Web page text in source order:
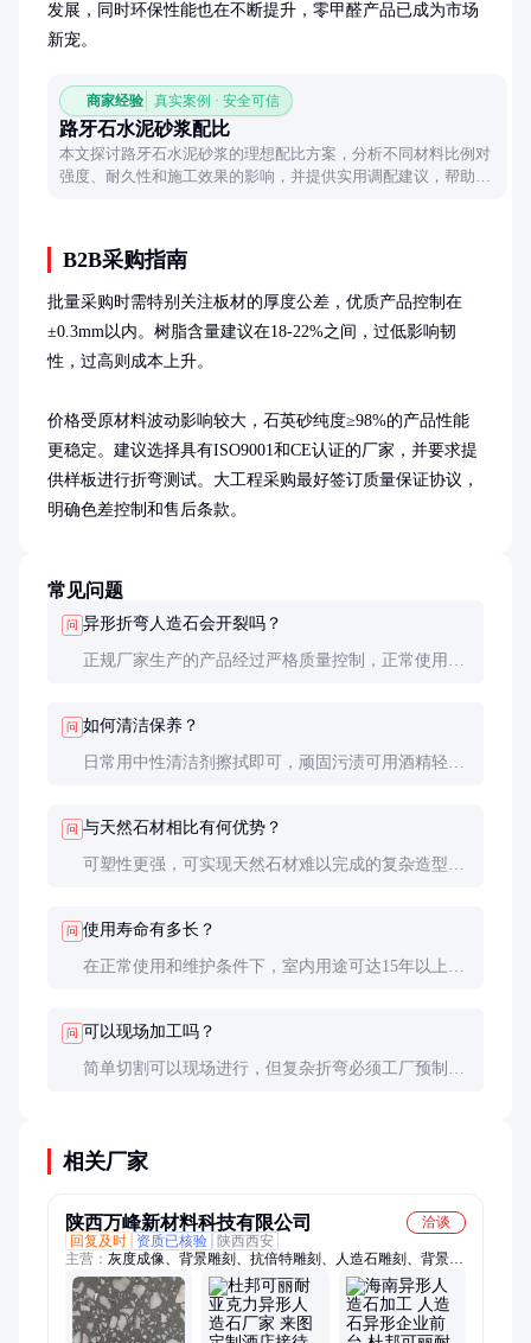
发展，同时环保性能也在不断提升，零甲醛产品已成为市场
新宠。
商家经验 真实案例 · 安全可信
路牙石水泥砂浆配比
本文探讨路牙石水泥砂浆的理想配比方案，分析不同材料比例对
强度、耐久性和施工效果的影响，并提供实用调配建议，帮助实
B2B采购指南
批量采购时需特别关注板材的厚度公差，优质产品控制在
±0.3mm以内。树脂含量建议在18-22%之间，过低影响韧
性，过高则成本上升。
价格受原材料波动影响较大，石英砂纯度≥98%的产品性能
更稳定。建议选择具有ISO9001和CE认证的厂家，并要求提
供样板进行折弯测试。大工程采购最好签订质量保证协议，
明确色差控制和售后条款。
常见问题
问 异形折弯人造石会开裂吗？
正规厂家生产的产品经过严格质量控制，正常使用不
问 如何清洁保养？
日常用中性清洁剂擦拭即可，顽固污渍可用酒精轻轻
问 与天然石材相比有何优势？
可塑性更强，可实现天然石材难以完成的复杂造型；
问 使用寿命有多长？
在正常使用和维护条件下，室内用途可达15年以上，
问 可以现场加工吗？
简单切割可以现场进行，但复杂折弯必须工厂预制。
相关厂家
陕西万峰新材料科技有限公司
洽谈
回复及时
资质已核验
陕西西安
主营： 灰度成像、背景雕刻、抗倍特雕刻、人造石雕刻、背景墙
雕刻